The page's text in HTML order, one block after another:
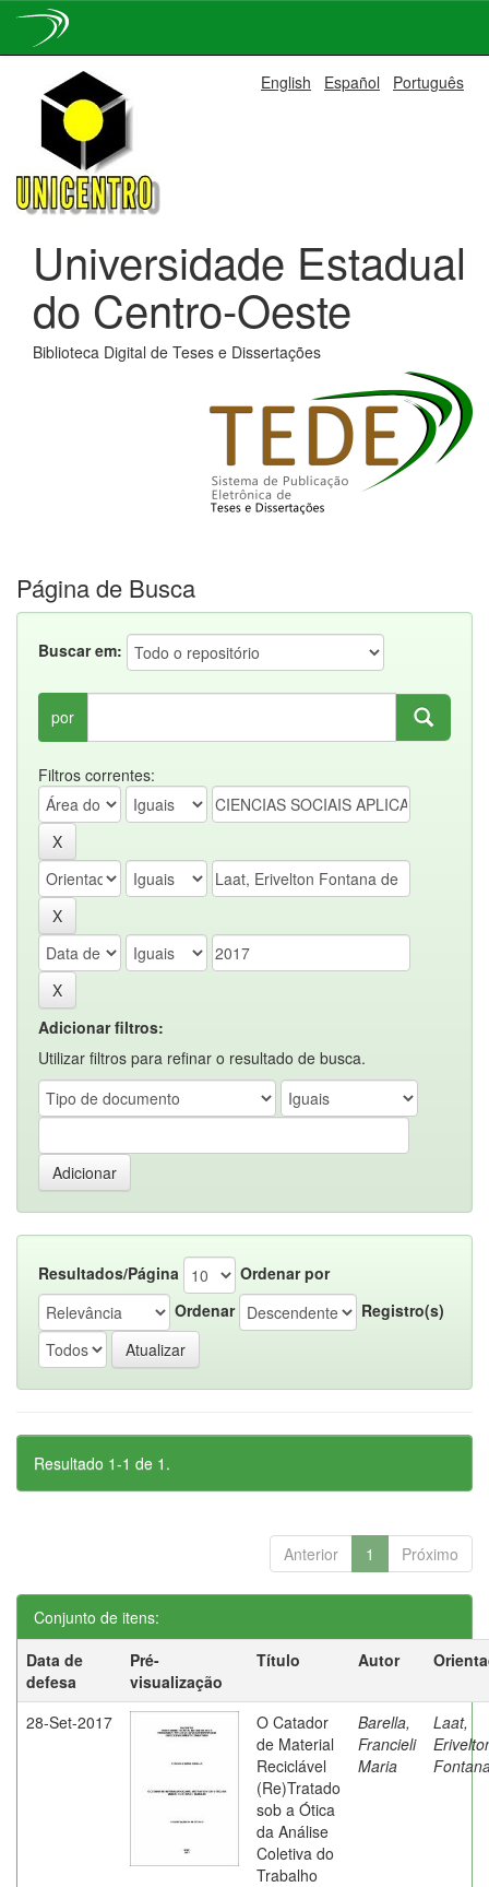
navigation
English Español Português
Universidade Estadual
do Centro-Oeste
Biblioteca Digital de Teses e Dissertações
Página de Busca
Buscar em:
por
Filtros correntes:
Adicionar filtros:
Utilizar filtros para refinar o resultado de busca.
Resultados/Página
Ordenar por
Ordenar
Registro(s)
Resultado 1-1 de 1.
Anterior 1 Próximo
Conjunto de itens:
Data de
defesa
Pré-
visualização
Título Autor
28-Set-2017
O Catador
de Material
Reciclável
(Re)Tratado
sob a Ótica
da Análise
Coletiva do
Trabalho
Barella,
Francieli
Maria
Laat,